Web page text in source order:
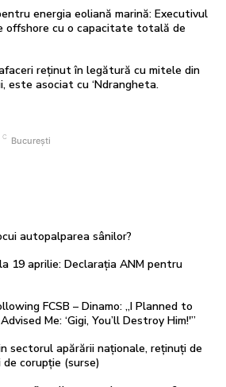
energia eoliană marină: Executivul
offshore cu o capacitate totală de
reținut în legătură cu mitele din
este asociat cu ‘Ndrangheta.
C București
autopalparea sânilor?
19 aprilie: Declarația ANM pentru
FCSB – Dinamo: „I Planned to
Me: ‘Gigi, You’ll Destroy Him!'”
sectorul apărării naționale, reținuți de
corupție (surse)